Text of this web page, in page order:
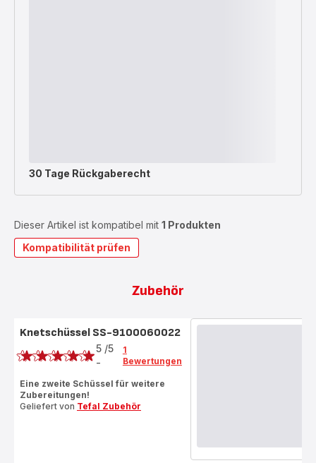
30 Tage Rückgaberecht
Dieser Artikel ist kompatibel mit 1 Produkten
Kompatibilität prüfen
Zubehör
Knetschüssel SS-9100060022
Bewertung
mit
5
Sternen
5 /5
-
1
Bewertungen
Eine zweite Schüssel für weitere
Zubereitungen!
Geliefert von Tefal Zubehör